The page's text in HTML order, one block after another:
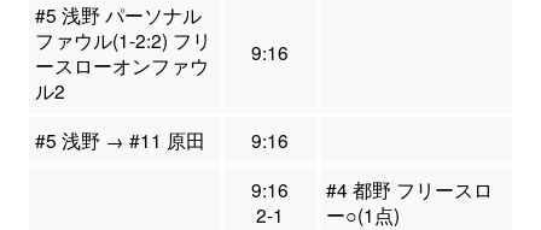
#5 浅野 パーソナル
ファウル(1-2:2) フリ
ースローオンファウ
ル2
9:16
#5 浅野 → #11 原田
9:16
9:16
2-1
#4 都野 フリースロ
ー○(1点)